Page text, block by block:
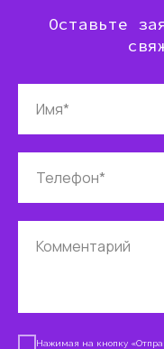
Оставьте
Имя*
Телефон*
Комментарий
Нажимая на кнопку